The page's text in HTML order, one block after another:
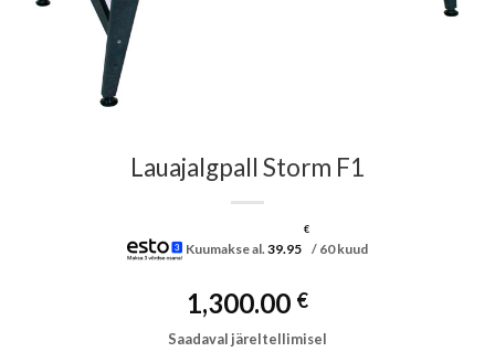
Lauajalgpall Storm F1
Kuumakse al. 39.95
€
/ 60 kuud
1,300.00 €
Saadaval järeltellimisel